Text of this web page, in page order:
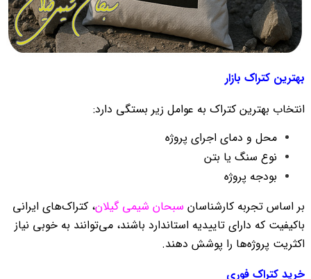
بهترین کتراک بازار
انتخاب بهترین کتراک به عوامل زیر بستگی دارد:
محل و دمای اجرای پروژه
نوع سنگ یا بتن
بودجه پروژه
بر اساس تجربه کارشناسان سبحان شیمی گیلان، کتراک‌های ایرانی
باکیفیت که دارای تاییدیه استاندارد باشند، می‌توانند به خوبی نیاز
اکثریت پروژه‌ها را پوشش دهند.
خرید کتراک فوری